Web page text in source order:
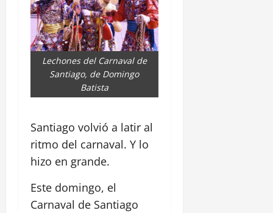
Lechones del Carnaval de
Santiago, de Domingo
Batista
Santiago volvió a latir al
ritmo del carnaval. Y lo
hizo en grande.
Este domingo, el
Carnaval de Santiago